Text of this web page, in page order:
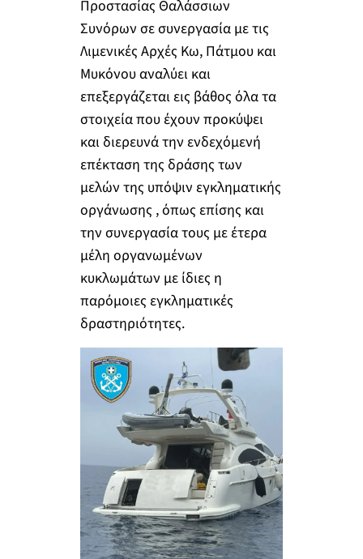
Προστασίας Θαλάσσιων
Συνόρων σε συνεργασία με τις
Λιμενικές Αρχές Κω, Πάτμου και
Μυκόνου αναλύει και
επεξεργάζεται εις βάθος όλα τα
στοιχεία που έχουν προκύψει
και διερευνά την ενδεχόμενή
επέκταση της δράσης των
μελών της υπόψιν εγκληματικής
οργάνωσης , όπως επίσης και
την συνεργασία τους με έτερα
μέλη οργανωμένων
κυκλωμάτων με ίδιες η
παρόμοιες εγκληματικές
δραστηριότητες.